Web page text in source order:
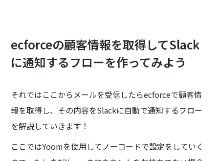
ecforceの顧客情報を取得してSlack
に通知するフローを作ってみよう
それではここからメールを受信したらecforceで顧客情
報を取得し、その内容をSlackに自動で通知するフロー
を解説していきます！
ここではYoomを使用してノーコードで設定をしていく